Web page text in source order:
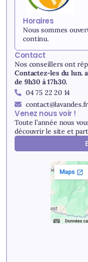
Horaires
Nous sommes
continu.
Contact
Nos conseillers ont
Contactez-les du lun.
de 9h30 à 17h30.
04 75 22 20 14
contact@lavandes.fr
Venez nous voir !
Toute l’année nous
découvrir le site et